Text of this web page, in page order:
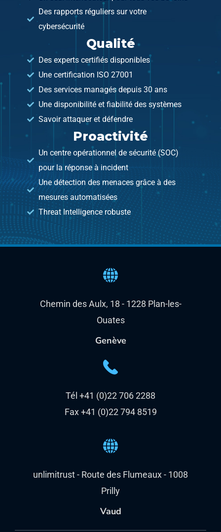
Des rapports réguliers sur votre
cybersécurité
Qualité
Des experts certifiés disponibles
Une certification ISO 27001
Des services managés depuis 30 ans
Une disponibilité et fiabilité des systèmes
Savoir attaquer et défendre
Proactivité
Un centre opérationnel de sécurité (SOC)
pour la réponse à incident
Une détection des menaces grâce à des
mesures automatisées
Threat Intelligence robuste
Chemin des Aulx, 18 - 1228 Plan-les-
Ouates
Genève
Tél +41 (0)22 706 2288
Fax +41 (0)22 794 8519
unlimitrust - Route des Flumeaux - 1008
Prilly
Vaud